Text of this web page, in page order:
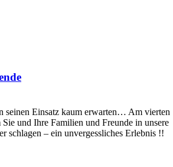
seinen Einsatz kaum erwarten… Am vierten
und Ihre Familien und Freunde in unsere
schlagen – ein unvergessliches Erlebnis !!